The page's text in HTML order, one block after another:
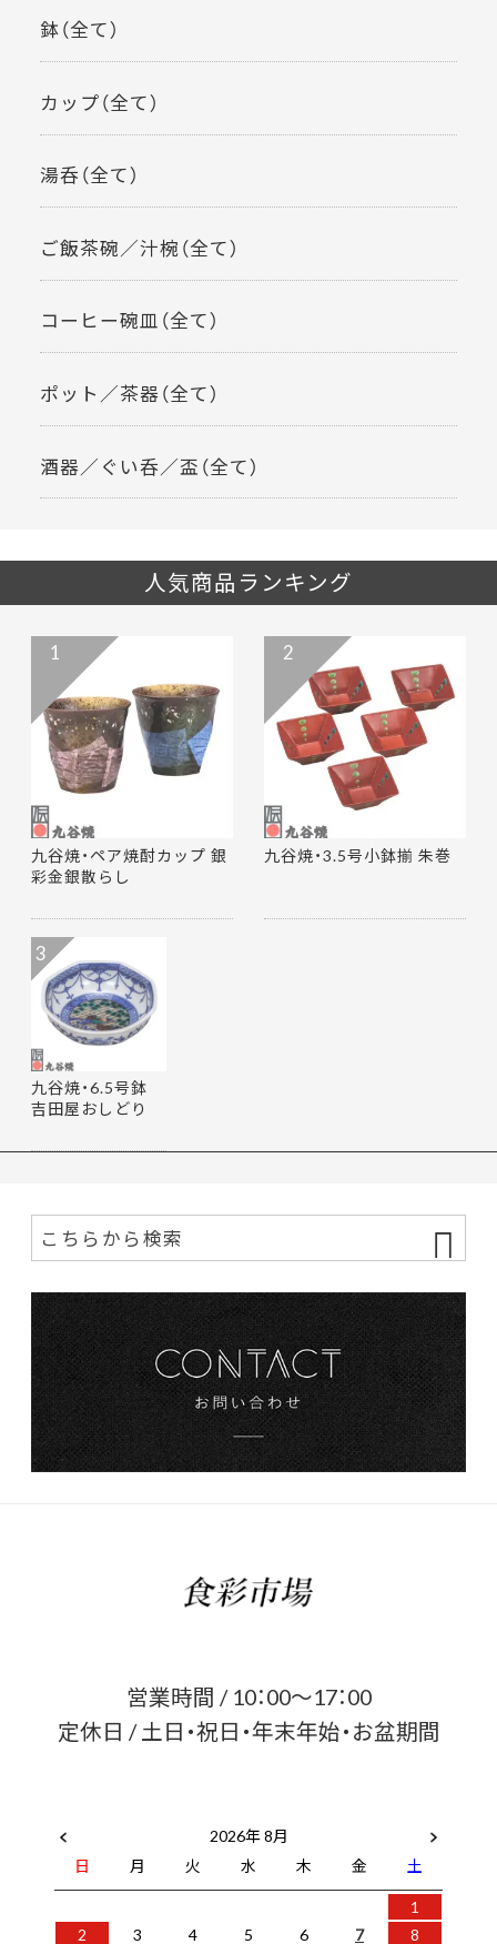
鉢（全て）
カップ（全て）
湯呑（全て）
ご飯茶碗／汁椀（全て）
コーヒー碗皿（全て）
ポット／茶器（全て）
酒器／ぐい呑／盃（全て）
人気商品ランキング
九谷焼・ペア焼酎カップ 銀
彩金銀散らし
1
九谷焼・3.5号小鉢揃 朱巻
2
九谷焼・6.5号鉢
吉田屋おしどり
3
営業時間 / 10：00～17：00
定休日 / 土日・祝日・年末年始・お盆期間
2026年 8月
日
月 火 水 木 金
土
1
2
3 4 5 6 7 8